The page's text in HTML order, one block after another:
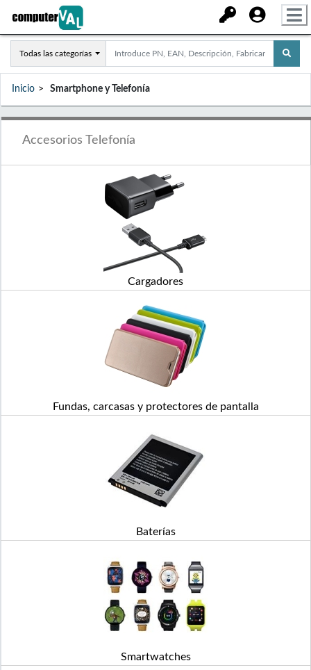
Todas las categorías
Inicio Smartphone y Telefonía
Accesorios Telefonía
Cargadores
Fundas, carcasas y protectores de pantalla
Baterías
Smartwatches